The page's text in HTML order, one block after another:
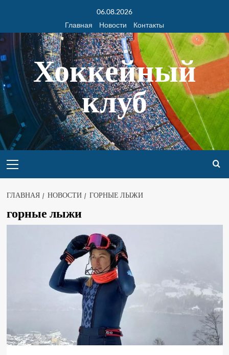
06.08.2026
Главная
Новости Контакты
Хоккейный
клуб
ГЛАВНАЯ НОВОСТИ ГОРНЫЕ ЛЫЖИ
горные лыжи